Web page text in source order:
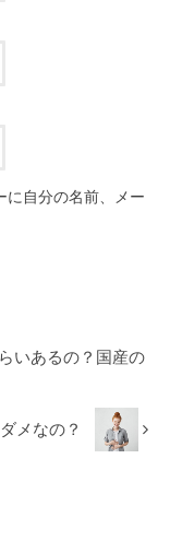
に自分の名前、メー
いあるの？国産の
メなの？